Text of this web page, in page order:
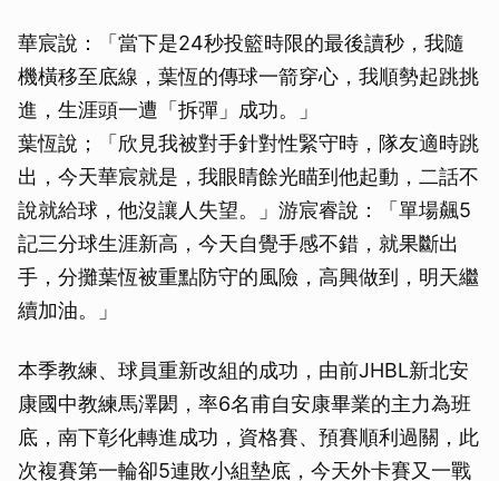
華宸說：「當下是24秒投籃時限的最後讀秒，我隨
機橫移至底線，葉恆的傳球一箭穿心，我順勢起跳挑
進，生涯頭一遭「拆彈」成功。」
葉恆說；「欣見我被對手針對性緊守時，隊友適時跳
出，今天華宸就是，我眼睛餘光瞄到他起動，二話不
說就給球，他沒讓人失望。」游宸睿說：「單場飆5
記三分球生涯新高，今天自覺手感不錯，就果斷出
手，分攤葉恆被重點防守的風險，高興做到，明天繼
續加油。」
本季教練、球員重新改組的成功，由前JHBL新北安
康國中教練馬澤閎，率6名甫自安康畢業的主力為班
底，南下彰化轉進成功，資格賽、預賽順利過關，此
次複賽第一輪卻5連敗小組墊底，今天外卡賽又一戰